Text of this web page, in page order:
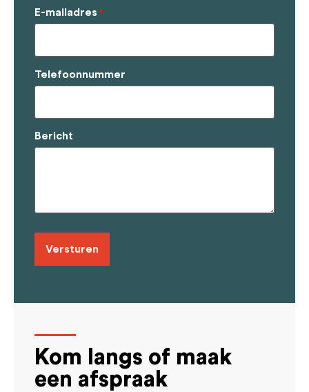
E-mailadres *
Telefoonnummer
Bericht
Kom langs of maak
een afspraak